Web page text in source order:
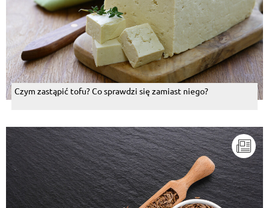
Czym zastąpić tofu? Co sprawdzi się zamiast niego?